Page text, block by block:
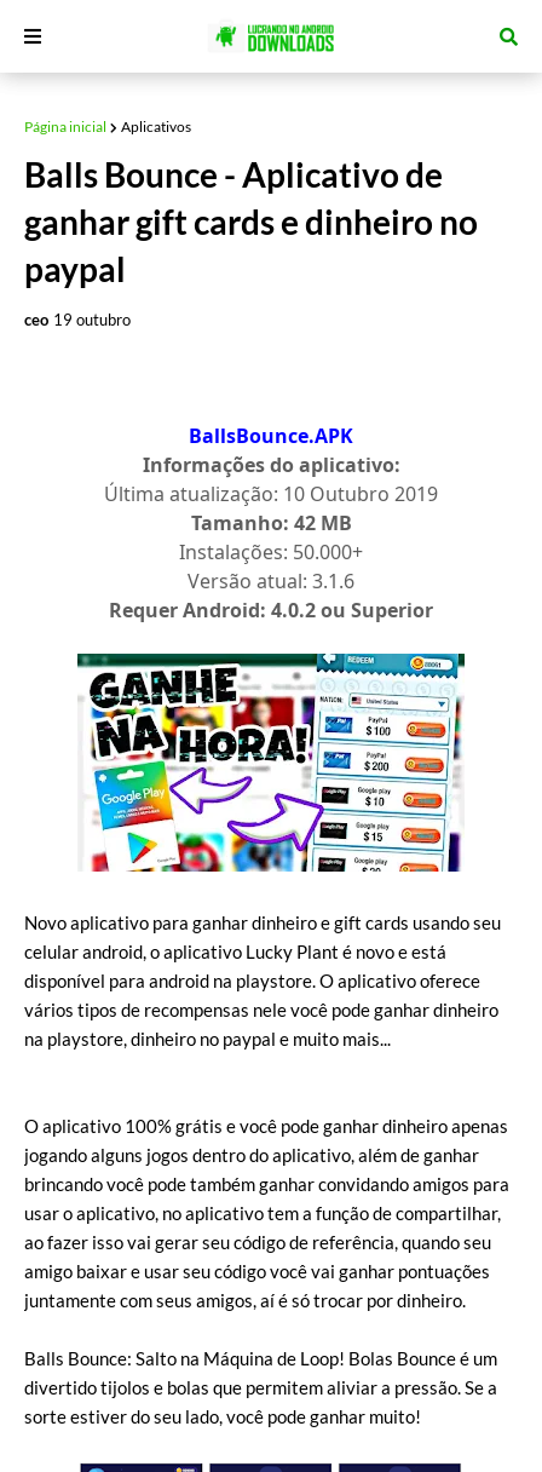
Página inicial Aplicativos
Balls Bounce - Aplicativo de
ganhar gift cards e dinheiro no
paypal
ceo 19 outubro
BallsBounce.APK
Informações do aplicativo:
Última atualização: 10 Outubro 2019
Tamanho: 42 MB
Instalações: 50.000+
Versão atual: 3.1.6
Requer Android: 4.0.2 ou Superior
Novo aplicativo para ganhar dinheiro e gift cards usando seu
celular android, o aplicativo Lucky Plant é novo e está
disponível para android na playstore. O aplicativo oferece
vários tipos de recompensas nele você pode ganhar dinheiro
na playstore, dinheiro no paypal e muito mais...
O aplicativo 100% grátis e você pode ganhar dinheiro apenas
jogando alguns jogos dentro do aplicativo, além de ganhar
brincando você pode também ganhar convidando amigos para
usar o aplicativo, no aplicativo tem a função de compartilhar,
ao fazer isso vai gerar seu código de referência, quando seu
amigo baixar e usar seu código você vai ganhar pontuações
juntamente com seus amigos, aí é só trocar por dinheiro.
Balls Bounce: Salto na Máquina de Loop! Bolas Bounce é um
divertido tijolos e bolas que permitem aliviar a pressão. Se a
sorte estiver do seu lado, você pode ganhar muito!